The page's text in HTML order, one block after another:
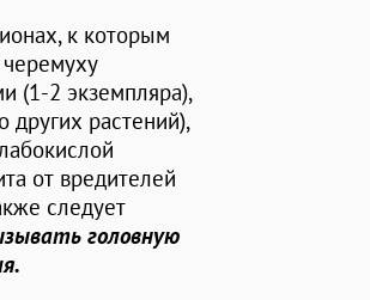
к которым
черемуху
(1-2 экземпляра),
других растений),
от вредителей
следует
головную